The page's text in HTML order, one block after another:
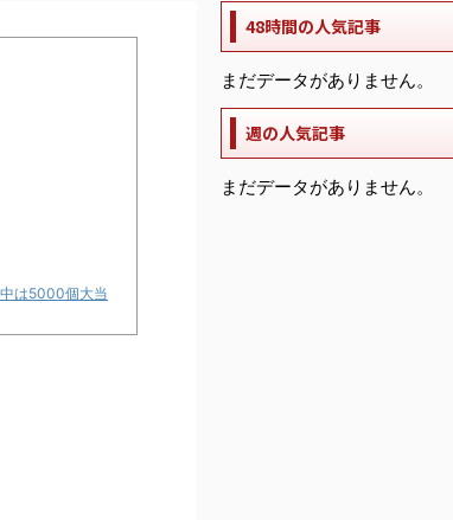
中は5000個大当
48時間の人気記事
まだデータがありません。
週の人気記事
まだデータがありません。